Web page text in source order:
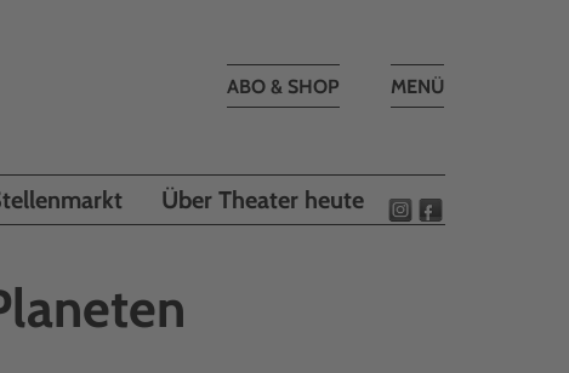
Toggle
MENÜ
ABO & SHOP
Über Theater heute